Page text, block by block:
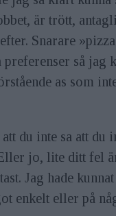
är trött,
Snarare
så jag
as som
du inte sa att
jo, lite ditt fel
Jag hade
enkelt eller på